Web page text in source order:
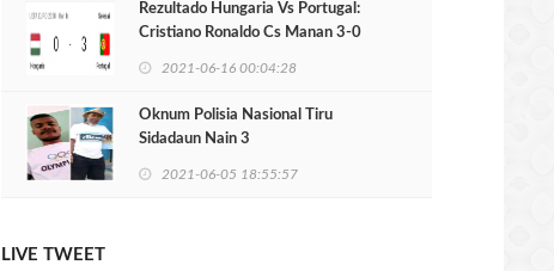
Rezultado Hungaria Vs Portugal:
Cristiano Ronaldo Cs Manan 3-0
2021-06-16 00:04:28
Oknum Polisia Nasional Tiru
Sidadaun Nain 3
2021-06-05 18:55:57
LIVE TWEET